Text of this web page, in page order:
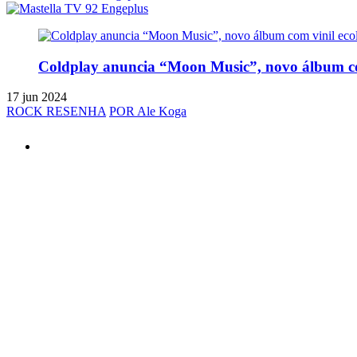
Coldplay anuncia “Moon Music”, novo álbum
17 jun 2024
ROCK RESENHA POR Ale Koga